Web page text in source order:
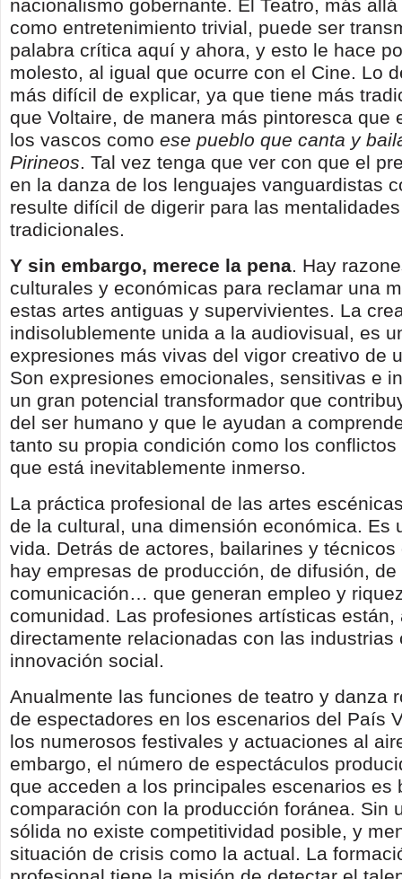
nacionalismo gobernante. El Teatro, más
como entretenimiento trivial, puede ser
palabra crítica aquí y ahora, y esto le hace
molesto, al igual que ocurre con el Cine. Lo
más difícil de explicar, ya que tiene más
que Voltaire, de manera más pintoresca que
los vascos como ese pueblo que canta y
Pirineos. Tal vez tenga que ver con que el
en la danza de los lenguajes vanguardistas
resulte difícil de digerir para las
tradicionales.
Y sin embargo, merece la pena. Hay
culturales y económicas para reclamar una
estas artes antiguas y supervivientes. La
indisolublemente unida a la audiovisual, es
expresiones más vivas del vigor creativo de
Son expresiones emocionales, sensitivas e
un gran potencial transformador que
del ser humano y que le ayudan a
tanto su propia condición como los
que está inevitablemente inmerso.
La práctica profesional de las artes
de la cultural, una dimensión económica. Es
vida. Detrás de actores, bailarines y
hay empresas de producción, de difusión, de
comunicación… que generan empleo y
comunidad. Las profesiones artísticas están,
directamente relacionadas con las industrias
innovación social.
Anualmente las funciones de teatro y danza
de espectadores en los escenarios del País
los numerosos festivales y actuaciones al
embargo, el número de espectáculos
que acceden a los principales escenarios es
comparación con la producción foránea. Sin
sólida no existe competitividad posible, y
situación de crisis como la actual. La